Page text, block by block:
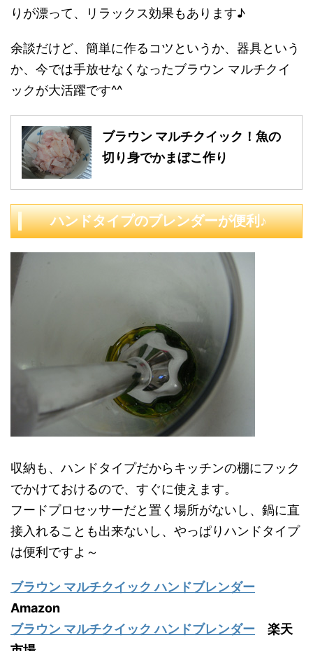
りが漂って、リラックス効果もあります♪
余談だけど、簡単に作るコツというか、器具という
か、今では手放せなくなったブラウン マルチクイ
ックが大活躍です^^
ブラウン マルチクイック！魚の
切り身でかまぼこ作り
ハンドタイプのブレンダーが便利♪
収納も、ハンドタイプだからキッチンの棚にフック
でかけておけるので、すぐに使えます。
フードプロセッサーだと置く場所がないし、鍋に直
接入れることも出来ないし、やっぱりハンドタイプ
は便利ですよ～
ブラウン マルチクイック ハンドブレンダー
Amazon
ブラウン マルチクイック ハンドブレンダー 楽天